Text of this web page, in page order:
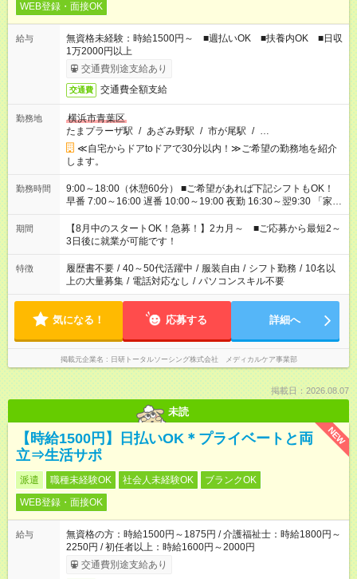
WEB登録・面接OK
給与
無資格未経験：時給1500円～ ■週払いOK ■扶養内OK ■日収
1万2000円以上
交通費別途支給あり
交通費 交通費全額支給
勤務地
横浜市青葉区
たまプラーザ駅 / あざみ野駅 / 市が尾駅 / …
≪自宅からドアtoドアで30分以内！≫ご希望の勤務地を紹介
します。
勤務時間
9:00～18:00（休憩60分） ■ご希望があれば下記シフトもOK！
早番 7:00～16:00 遅番 10:00～19:00 夜勤 16:30～翌9:30 「家族
と休みを合わせたい」 「余裕を持って夕飯の準備がしたい」
「できれば残業はしたくない」 など、ご希望を教えてください
ね。 ※Wワーク希望の方へ 今ご覧のお仕事で希望する勤務時間
と、もう1つのお仕事の勤務時間。 合計で週40時間を超える場
合は応募できません。
期間
【8月中のスタートOK！急募！】2カ月～ ■ご応募から最短2～
3日後に就業が可能です！
特徴 履歴書不要 / 40～50代活躍中 / 服装自由 / シフト勤務 / 10名以
上の大量募集 / 電話対応なし / パソコンスキル不要
気になる！ 応募する 詳細へ
掲載元企業名 日研トータルソーシング株式会社 メディカルケア事業部
掲載日：2026.08.07
未読
NEW
【時給1500円】日払いOK＊プライベートと両
立⇒生活サポ
派遣 職種未経験OK 社会人未経験OK
ブランクOK
WEB登録・面接OK
給与
無資格の方：時給1500円～1875円 / 介護福祉士：時給1800円～
2250円 / 初任者以上：時給1600円～2000円
交通費別途支給あり